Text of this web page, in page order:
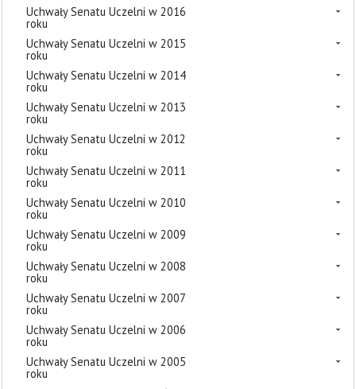
Uchwały Senatu Uczelni w 2016
roku
Uchwały Senatu Uczelni w 2015
roku
Uchwały Senatu Uczelni w 2014
roku
Uchwały Senatu Uczelni w 2013
roku
Uchwały Senatu Uczelni w 2012
roku
Uchwały Senatu Uczelni w 2011
roku
Uchwały Senatu Uczelni w 2010
roku
Uchwały Senatu Uczelni w 2009
roku
Uchwały Senatu Uczelni w 2008
roku
Uchwały Senatu Uczelni w 2007
roku
Uchwały Senatu Uczelni w 2006
roku
Uchwały Senatu Uczelni w 2005
roku